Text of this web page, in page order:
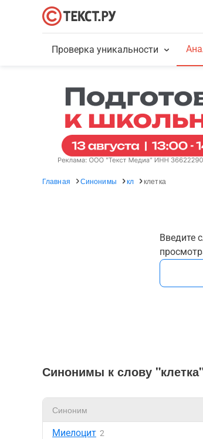
Проверка уникальности
Главная Синонимы кл клетка
Введите
Синонимы к слову
Синоним
Миелоцит 2